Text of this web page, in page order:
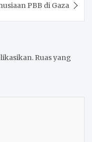
PBB di Gaza
Ruas yang